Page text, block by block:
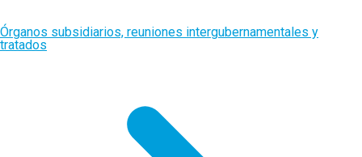
Órganos subsidiarios, reuniones intergubernamentales y
tratados